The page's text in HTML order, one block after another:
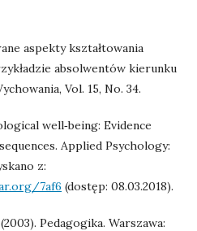
aspekty kształtowania
absolwentów kierunku
Vol. 15, No. 34.
well‑being: Evidence
Applied Psychology:
z:
7af6 (dostęp: 08.03.2018).
Pedagogika. Warszawa: